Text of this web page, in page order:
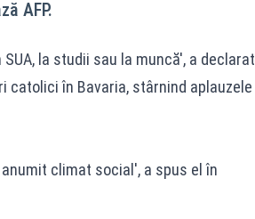
AFP.
la studii sau la muncă', a declarat
în Bavaria, stârnind aplauzele
climat social', a spus el în